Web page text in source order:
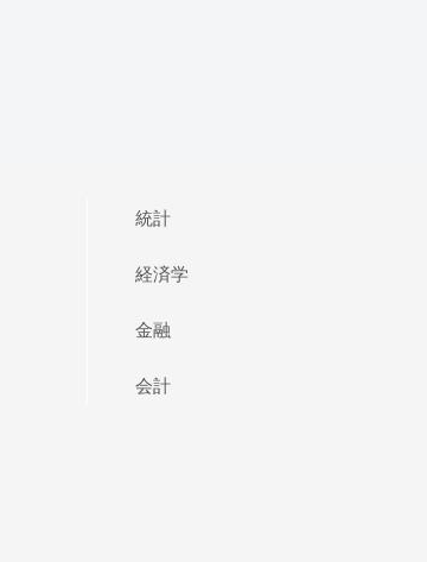
統計
経済学
金融
会計